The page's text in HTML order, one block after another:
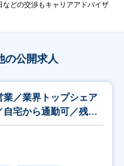
などの交渉もキャリアアドバイザ
の公開求人
業／業界トップシェア
自宅から通勤可／残業